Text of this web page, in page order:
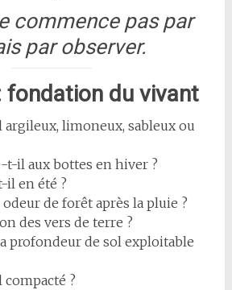
commence pas par
par observer.
fondation du vivant
argileux, limoneux, sableux ou
t-il aux bottes en hiver ?
il en été ?
de forêt après la pluie ?
des vers de terre ?
profondeur de sol exploitable
?